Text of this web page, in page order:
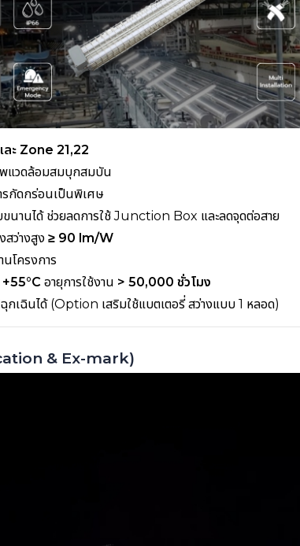
ะ Zone 21,22
แวดล้อมสมบุกสมบัน
กัดกร่อนเป็นพิเศษ
ขนานได้ ช่วยลดการใช้ Junction Box และลดจุดต่อสาย
สว่างสูง ≥ 90 lm/W
โครงการ
อายุการใช้งาน > 50,000 ชั่วโมง
กเฉินได้ (Option เสริมใช้แบตเตอรี่ สว่างแบบ 1 หลอด)
& Ex-mark)